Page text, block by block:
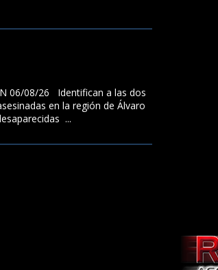
06/08/26 Identifican a las dos
en la región de Álvaro
...